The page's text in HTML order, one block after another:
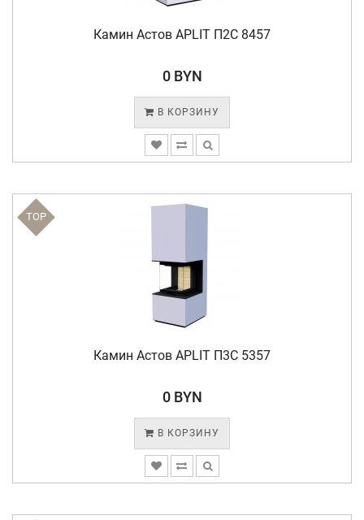
Камин Астов APLIT П2С 8457
0 BYN
В КОРЗИНУ
TOP
Камин Астов APLIT П3С 5357
0 BYN
В КОРЗИНУ